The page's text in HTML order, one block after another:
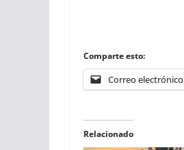
Comparte esto:
Correo electrónico
Relacionado